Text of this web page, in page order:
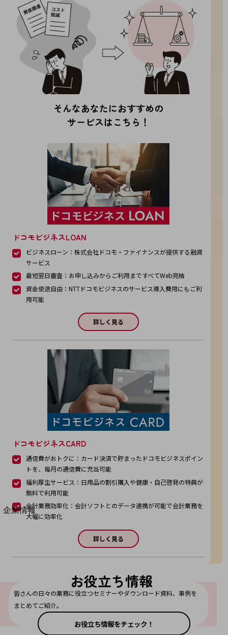
トレンド記事特集
IT用語集
中堅中小企業向け
サービス・ソリューション
課題やニーズに合ったサービスをご紹介し、
中堅中小企業のビジネスをサポート！
お悩みから見つける
お悩みから見つけるTOP
バックオフィス
リモート・ハイブリッドワーク
その他のお悩みはこちら
業界から見つける
業界から見つけるTOP
製造業
小売・卸売業
運輸業
ビジネスお悩み診断
NTTドコモビジネス
オンラインショップ
モバイル・ICTサービスをオンラインで
相談・申し込みができるバーチャルショップ
法人向けモバイルトップ
新規会員登録/ログインはこちら
別ウィンドウで開きます
企業情報
企業情報TOP
そんなあなたにおすすめの
サービスはこちら！
ドコモビジネスLOAN
ビジネスローン：株式会社ドコモ・ファイナンスが提供する融資
サービス
最短翌日審査：お申し込みからご利用まですべてWeb完結
資金使途自由：NTTドコモビジネスのサービス導入費用にもご利
用可能
詳しく見る
ドコモビジネスCARD
通信費がおトクに：カード決済で貯まったドコモビジネスポイン
トを、毎月の通信費に充当可能
福利厚生サービス：日用品の割引購入や健康・自己啓発の特典が
無料で利用可能
会計業務効率化：会計ソフトとのデータ連携が可能で会計業務を
大幅に効率化
詳しく見る
お役立ち情報
皆さんの日々の業務に役立つセミナーやダウンロード資料、事例を
まとめてご紹介。
お役立ち情報をチェック！